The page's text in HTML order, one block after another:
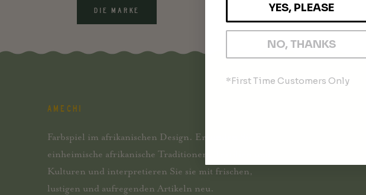
DIE MARKE
AMECHI
Farbspiel im afrikanischen Design. Erkunden Sie
einheimische afrikanische Traditionen, Textilien und
Kulturen und interpretieren Sie sie mit frischen,
lustigen und aufregenden Artikeln neu.
YES, PLEASE
NO, THANKS
*First Time Customers Only